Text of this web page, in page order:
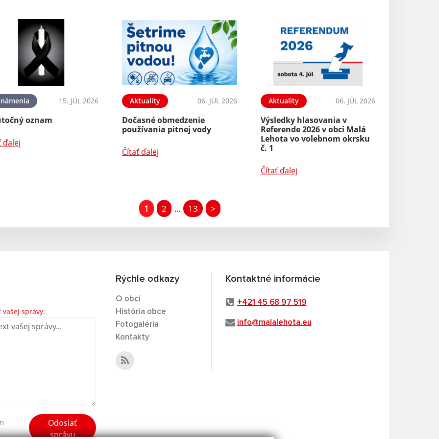
15. JÚL 2026
oznam
ďalej
Aktuality 06. JÚL 2026
Dočasné obmedzenie
používania pitnej vody
Čítať ďalej
Aktuality 06. JÚL 2026
Výsledky hlasovania v
Referende 2026 v obci Malá
Lehota vo volebnom okrsku
č. 1
Čítať ďalej
1 2 ... 13 >
vašej správy:
Odoslať
správu
Rýchle odkazy
O obci
História obce
Fotogaléria
Kontakty
Kontaktné informácie
+421 45 68 97 519
info@malalehota.eu